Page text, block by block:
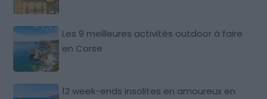
Les 9 meilleures activités outdoor à faire
en Corse
12 week-ends insolites en amoureux en